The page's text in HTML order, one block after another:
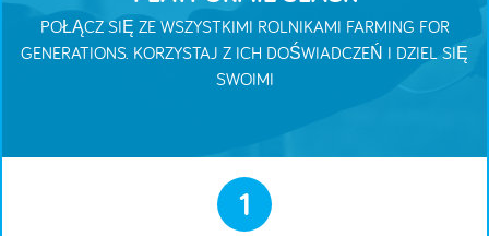
POŁĄCZ SIĘ ZE WSZYSTKIMI ROLNIKAMI FARMING FOR
GENERATIONS. KORZYSTAJ Z ICH DOŚWIADCZEŃ I DZIEL SIĘ
SWOIMI
1